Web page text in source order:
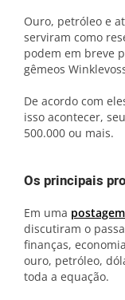
Ouro, petróleo e
serviram como
podem em breve
gêmeos
De acordo com
isso acontecer,
500.000 ou mais.
Os principais
Em uma postagem
discutiram o
finanças,
ouro, petróleo,
toda a equação.